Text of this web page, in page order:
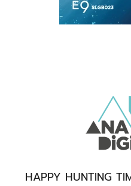
HAPPY HUNTING